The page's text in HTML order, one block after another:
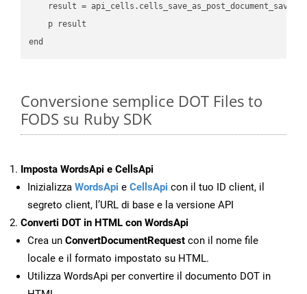
result =
    p result
Conversione semplice DOT Files to
FODS su Ruby SDK
Imposta WordsApi e CellsApi
Inizializza WordsApi e CellsApi con il tuo ID client, il
segreto client, l’URL di base e la versione API
Converti DOT in HTML con WordsApi
Crea un ConvertDocumentRequest con il nome file
locale e il formato impostato su HTML.
Utilizza WordsApi per convertire il documento DOT in